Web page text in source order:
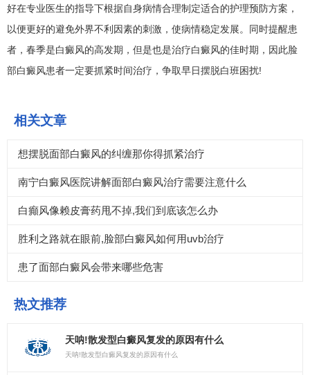
好在专业医生的指导下根据自身病情合理制定适合的护理预防方案，
以便更好的避免外界不利因素的刺激，使病情稳定发展。同时提醒患
者，春季是白癜风的高发期，但是也是治疗白癜风的佳时期，因此脸
部白癜风患者一定要抓紧时间治疗，争取早日摆脱白班困扰!
相关文章
想摆脱面部白癜风的纠缠那你得抓紧治疗
南宁白癜风医院讲解面部白癜风治疗需要注意什么
白癲风像赖皮膏药甩不掉,我们到底该怎么办
胜利之路就在眼前,脸部白癜风如何用uvb治疗
患了面部白癜风会带来哪些危害
热文推荐
天呐!散发型白癜风复发的原因有什么
天呐!散发型白癜风复发的原因有什么